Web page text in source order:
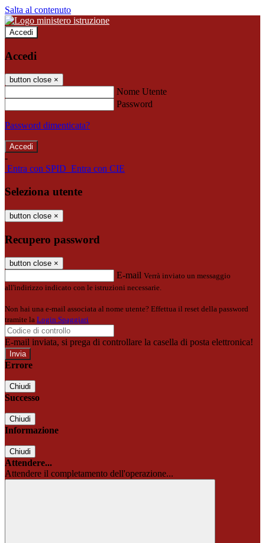
Salta al contenuto
Accedi
Accedi
button close ×
Nome Utente
Password
Password dimenticata?
-
Entra con SPID Entra con CIE
Seleziona utente
button close ×
Recupero password
button close ×
E-mail Verrà inviato un messaggio
all'indirizzo indicato con le istruzioni necessarie.
Non hai una e-mail associata al nome utente? Effettua il reset della password
tramite la Login Spaggiari
E-mail inviata, si prega di controllare la casella di posta elettronica!
Errore
Chiudi
Successo
Chiudi
Informazione
Chiudi
Attendere...
Attendere il completamento dell'operazione...